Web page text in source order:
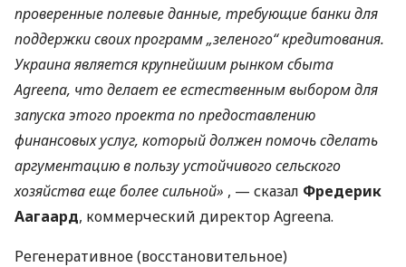
проверенные полевые данные, требующие банки для
поддержки своих программ „зеленого“ кредитования.
Украина является крупнейшим рынком сбыта
Agreena, что делает ее естественным выбором для
запуска этого проекта по предоставлению
финансовых услуг, который должен помочь сделать
аргументацию в пользу устойчивого сельского
хозяйства еще более сильной» , — сказал Фредерик
Аагаард, коммерческий директор Agreena.
Регенеративное (восстановительное)